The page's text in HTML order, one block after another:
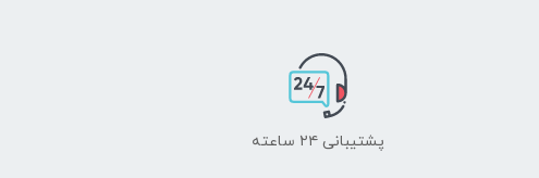
پشتیبانی ۲۴ ساعته